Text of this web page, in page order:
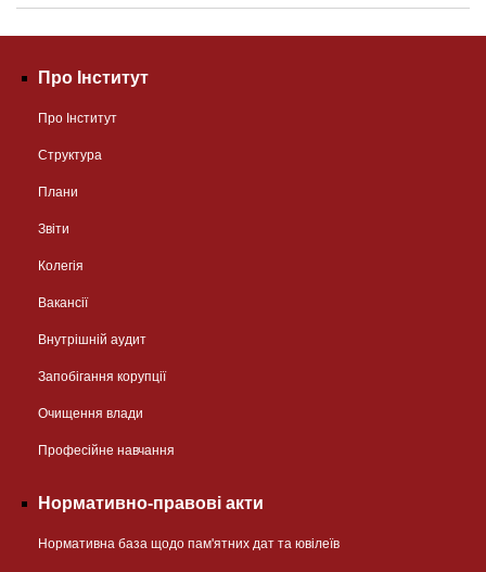
Про Інститут
Про Інститут
Структура
Плани
Звіти
Колегія
Вакансії
Внутрішній аудит
Запобігання корупції
Очищення влади
Професійне навчання
Нормативно-правові акти
Нормативна база щодо пам'ятних дат та ювілеїв